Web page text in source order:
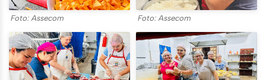
Foto: Assecom Foto: Assecom